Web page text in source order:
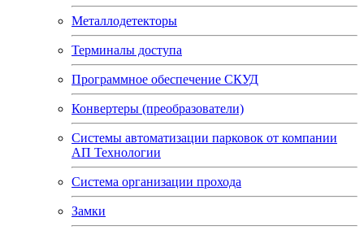
Металлодетекторы
Терминалы доступа
Программное обеспечение СКУД
Конвертеры (преобразователи)
Системы автоматизации парковок от компании
АП Технологии
Система организации прохода
Замки